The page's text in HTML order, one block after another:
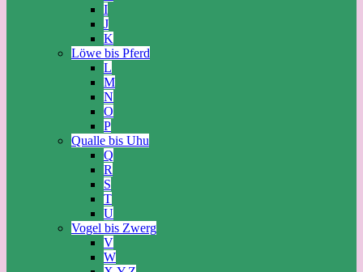
I
J
K
Löwe bis Pferd
L
M
N
O
P
Qualle bis Uhu
Q
R
S
T
U
Vogel bis Zwerg
V
W